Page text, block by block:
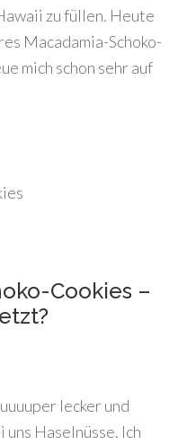
zu füllen. Heute
Macadamia-Schoko-
mich schon sehr auf
Cookies –
lecker und
Haselnüsse. Ich